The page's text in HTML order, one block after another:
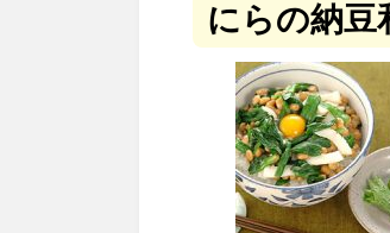
にらの納豆